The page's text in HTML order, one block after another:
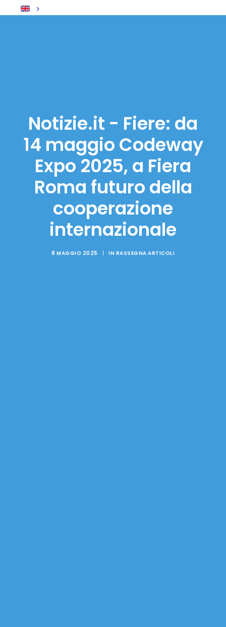
Notizie.it - Fiere: da
14 maggio Codeway
Expo 2025, a Fiera
Roma futuro della
cooperazione
internazionale
8 MAGGIO 2025 | IN RASSEGNA ARTICOLI